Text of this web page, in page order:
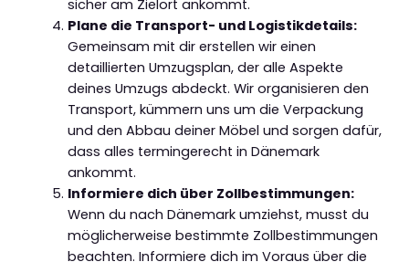
sicher am Zielort ankommt.
Plane die Transport- und Logistikdetails:
Gemeinsam mit dir erstellen wir einen
detaillierten Umzugsplan, der alle Aspekte
deines Umzugs abdeckt. Wir organisieren den
Transport, kümmern uns um die Verpackung
und den Abbau deiner Möbel und sorgen dafür,
dass alles termingerecht in Dänemark
ankommt.
Informiere dich über Zollbestimmungen:
Wenn du nach Dänemark umziehst, musst du
möglicherweise bestimmte Zollbestimmungen
beachten. Informiere dich im Voraus über die